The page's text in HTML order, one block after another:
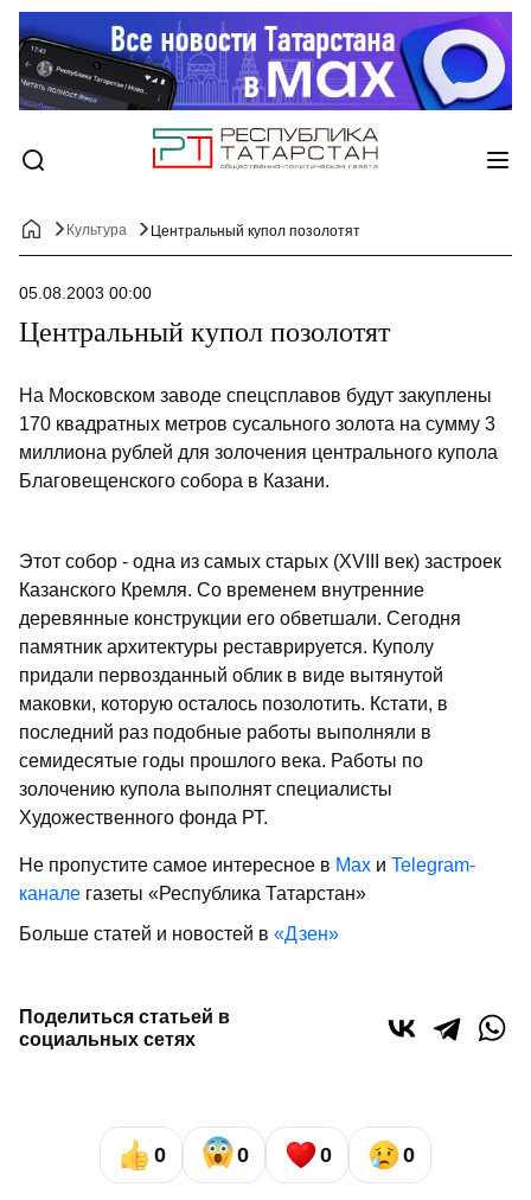
Культура Центральный купол позолотят
05.08.2003 00:00
Центральный купол позолотят
На Московском заводе спецсплавов будут закуплены
170 квадратных метров сусального золота на сумму 3
миллиона рублей для золочения центрального купола
Благовещенского собора в Казани.
Этот собор - одна из самых старых (XVIII век) застроек
Казанского Кремля. Со временем внутренние
деревянные конструкции его обветшали. Сегодня
памятник архитектуры реставрируется. Куполу
придали первозданный облик в виде вытянутой
маковки, которую осталось позолотить. Кстати, в
последний раз подобные работы выполняли в
семидесятые годы прошлого века. Работы по
золочению купола выполнят специалисты
Художественного фонда РТ.
Не пропустите самое интересное в Max и Telegram-
канале газеты «Республика Татарстан»
Больше статей и новостей в «Дзен»
Поделиться статьей в
социальных сетях
0 0 0 0